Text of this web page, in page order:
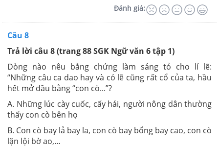
Đánh giá:
Câu 8
Trả lời câu 8 (trang 88 SGK Ngữ văn 6 tập 1)
Dòng nào nêu bằng chứng làm sáng tỏ cho lí lẽ:
“Những câu ca dao hay và có lẽ cũng rất cổ của ta, hầu
hết mở đầu bằng “con cò...”?
A. Những lúc cày cuốc, cấy hái, người nông dân thường
thấy con cò bên họ
B. Con cò bay lả bay la, con cò bay bổng bay cao, con cò
lặn lội bờ ao,…